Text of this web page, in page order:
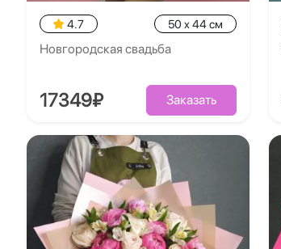
4.7 50 x 44 см
Новгородская свадьба
17349₽ Заказать